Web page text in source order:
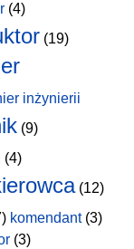
(4)
(19)
inżynierii
(9)
(4)
(12)
komendant(3)
(3)